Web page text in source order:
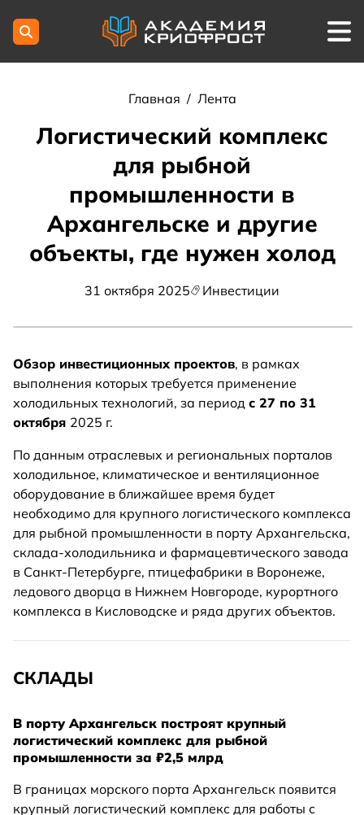
Главная / Лента
Логистический комплекс
для рыбной
промышленности в
Архангельске и другие
объекты, где нужен холод
31 октября 2025 Инвестиции
Обзор инвестиционных проектов, в рамках
выполнения которых требуется применение
холодильных технологий, за период с 27 по 31
октября 2025 г.
По данным отраслевых и региональных порталов
холодильное, климатическое и вентиляционное
оборудование в ближайшее время будет
необходимо для крупного логистического комплекса
для рыбной промышленности в порту Архангельска,
склада-холодильника и фармацевтического завода
в Санкт-Петербурге, птицефабрики в Воронеже,
ледового дворца в Нижнем Новгороде, курортного
комплекса в Кисловодске и ряда других объектов.
СКЛАДЫ
В порту Архангельск построят крупный
логистический комплекс для рыбной
промышленности за ₽2,5 млрд
В границах морского порта Архангельск появится
крупный логистический комплекс для работы с